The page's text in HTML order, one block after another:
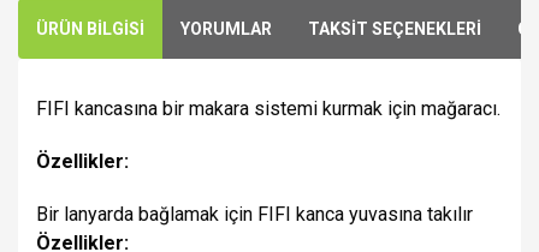
ÜRÜN BİLGİSİ YORUMLAR TAKSİT SEÇENEKLERİ
FIFI kancasına bir makara sistemi kurmak için mağaracı.
Özellikler:
Bir lanyarda bağlamak için FIFI kanca yuvasına takılır
Özellikler: